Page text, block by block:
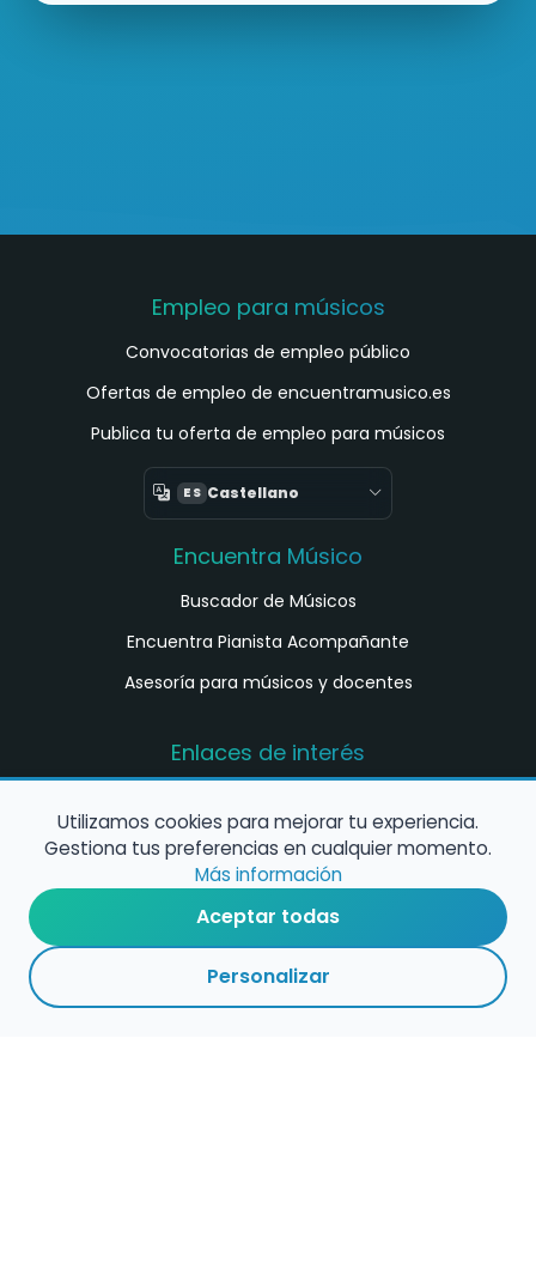
Empleo para músicos
Convocatorias de empleo público
Ofertas de empleo de encuentramusico.es
Publica tu oferta de empleo para músicos
ES Castellano
Encuentra Músico
Buscador de Músicos
Encuentra Pianista Acompañante
Asesoría para músicos y docentes
Enlaces de interés
música en España
Configura alertas de empleo
Contacta con nosotros
Utilizamos cookies para mejorar tu experiencia.
Gestiona tus preferencias en cualquier momento.
Más información
Aceptar todas
Personalizar